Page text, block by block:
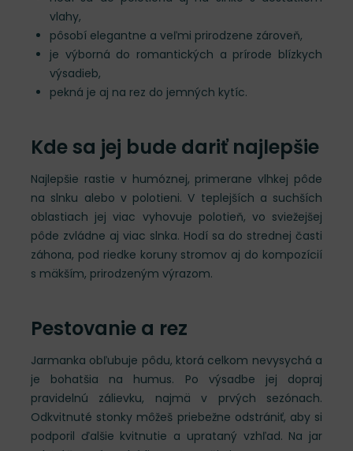
vlahy,
pôsobí elegantne a veľmi prirodzene zároveň,
je výborná do romantických a prírode blízkych
výsadieb,
pekná je aj na rez do jemných kytíc.
Kde sa jej bude dariť najlepšie
Najlepšie rastie v humóznej, primerane vlhkej pôde
na slnku alebo v polotieni. V teplejších a suchších
oblastiach jej viac vyhovuje polotieň, vo sviežejšej
pôde zvládne aj viac slnka. Hodí sa do strednej časti
záhona, pod riedke koruny stromov aj do kompozícií
s mäkším, prirodzeným výrazom.
Pestovanie a rez
Jarmanka obľubuje pôdu, ktorá celkom nevysychá a
je bohatšia na humus. Po výsadbe jej dopraj
pravidelnú zálievku, najmä v prvých sezónach.
Odkvitnuté stonky môžeš priebežne odstrániť, aby si
podporil ďalšie kvitnutie a uprataný vzhľad. Na jar